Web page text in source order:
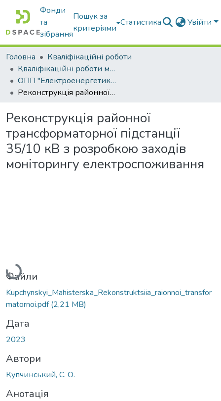
Фонди
та
зібрання
Пошук за
критеріями
Статистика Увійти
Головна
Кваліфікаційні роботи
Кваліфікаційні роботи магістрів
ОПП "Електроенергетика, електротехніка та електромеханіка"
Реконструкція районної трансформаторної підстанції 35/10 кВ з розробкою заходів моніторингу електроспоживання
Реконструкція районної
трансформаторної підстанції
35/10 кВ з розробкою заходів
моніторингу електроспоживання
Вантажиться...
Файли
Kupchynskyi_Mahisterska_Rekonstruktsiia_raionnoi_transfor
matornoi.pdf(2,21 MB)
Дата
2023
Автори
Купчинський, С. О.
Анотація